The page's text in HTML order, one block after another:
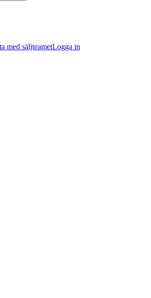
med säljteametLogga in